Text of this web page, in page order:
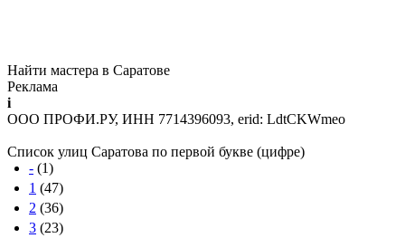
Найти мастера в Саратове
Реклама
i
ООО ПРОФИ.РУ, ИНН 7714396093, erid: LdtCKWmeo
Список улиц Саратова по первой букве (цифре)
- (1)
1 (47)
2 (36)
3 (23)